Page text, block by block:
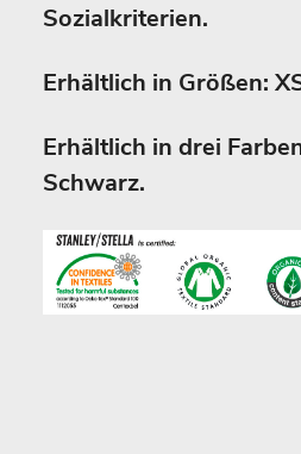
Sozialkriterien.
Erhältlich in Größen:
Erhältlich in drei
Schwarz.